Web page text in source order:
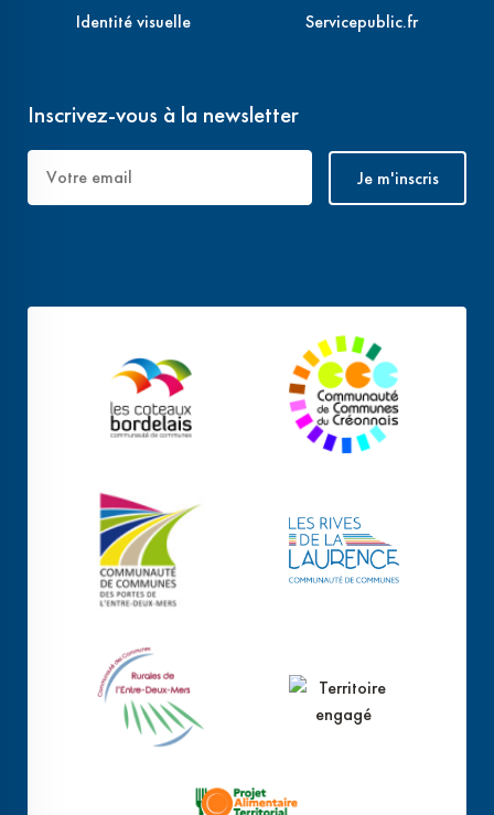
Identité visuelle Servicepublic.fr
Inscrivez-vous à la newsletter